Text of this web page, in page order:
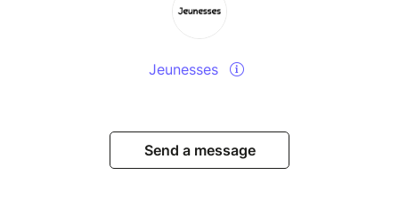
Jeunesses
Send a message